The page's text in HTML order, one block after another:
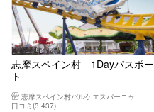
志摩スペイン村 1Dayパスポー
ト
志摩スペイン村パルケエスパーニャ
口コミ(3,437)